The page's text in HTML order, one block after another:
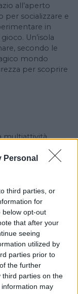
Personal
third parties, or
for
below opt-out
that after your
seeing
utilized by
parties prior to
the further
third parties on the
information may
all’aperto
per socializzare e
in
Un’isola
secondo le
mondo
per scoprire
multiattività.
e studiato
anche ai
in totale
e cena re
ore di gioco